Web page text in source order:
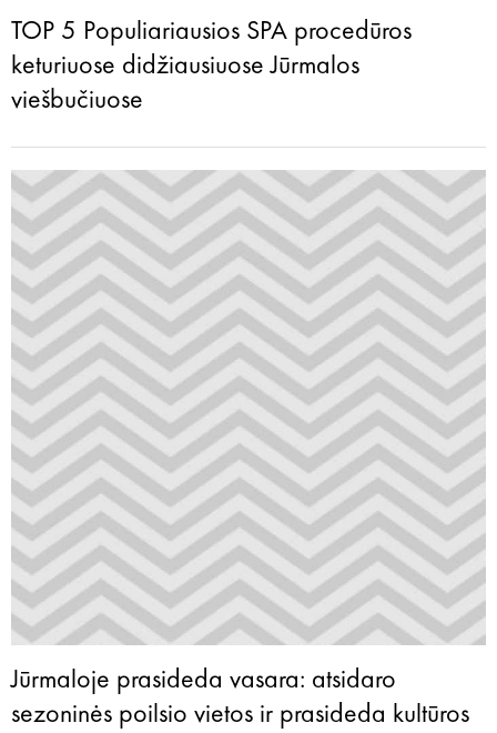
TOP 5 Populiariausios SPA procedūros
keturiuose didžiausiuose Jūrmalos
viešbučiuose
Jūrmaloje prasideda vasara: atsidaro
sezoninės poilsio vietos ir prasideda kultūros